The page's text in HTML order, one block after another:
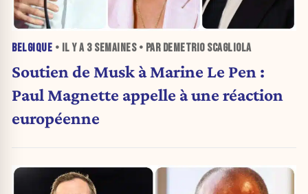
BELGIQUE • IL Y A 3 SEMAINES• PAR DEMETRIO SCAGLIOLA
Soutien de Musk à Marine Le Pen :
Paul Magnette appelle à une réaction
européenne